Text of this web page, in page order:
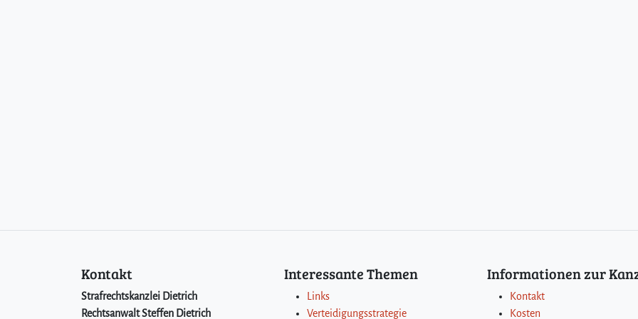
Kontakt
Strafrechtskanzlei Dietrich
Rechtsanwalt Steffen Dietrich
Interessante Themen
Links
Verteidigungsstrategie
Informationen zur
Kontakt
Kosten